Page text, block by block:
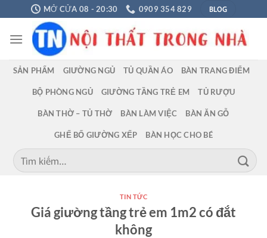
Chuyển
đến
nội
MỞ CỬA 08 - 20:30 0909 354 829 BLOG
SẢN PHẨM GIƯỜNG NGỦ TỦ QUẦN ÁO BÀN TRANG ĐIỂM
BỘ PHÒNG NGỦ GIƯỜNG TẦNG TRẺ EM TỦ RƯỢU
BÀN THỜ – TỦ THỜ BÀN LÀM VIỆC BÀN ĂN GỖ
GHẾ BỐ GIƯỜNG XẾP BÀN HỌC CHO BÉ
Tìm
kiếm:
TIN TỨC
Giá giường tầng trẻ em 1m2 có đắt
không